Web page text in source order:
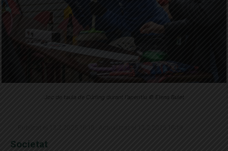
Joc de taula de Cúrling durant l'aperitiu © Elena Bulet
Societat